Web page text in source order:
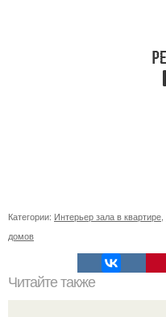
Категории: Интерьер зала в квартире,
домов
Читайте также